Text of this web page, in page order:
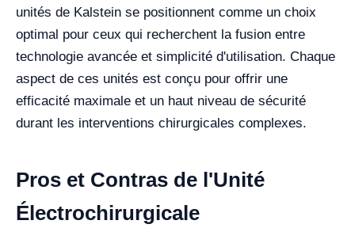
unités de Kalstein se positionnent comme un choix
optimal pour ceux qui recherchent la fusion entre
technologie avancée et simplicité d'utilisation. Chaque
aspect de ces unités est conçu pour offrir une
efficacité maximale et un haut niveau de sécurité
durant les interventions chirurgicales complexes.
Pros et Contras de l'Unité
Électrochirurgicale